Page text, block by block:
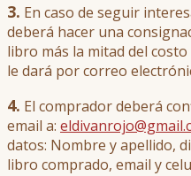
3. En caso de seguir
deberá hacer una
libro más la mitad del
le dará por correo
4. El comprador deberá
email a:
datos: Nombre y apellido,
libro comprado, email y